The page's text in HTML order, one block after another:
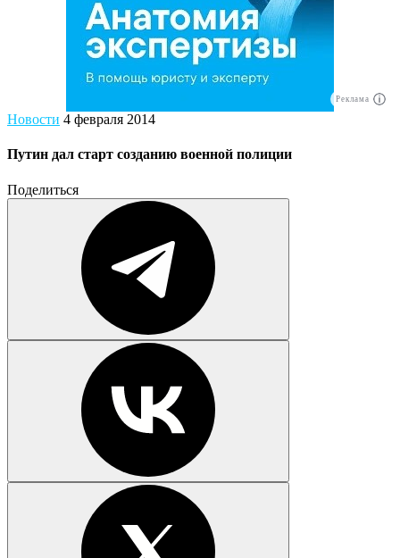
Реклама
Новости 4 февраля 2014
Путин дал старт созданию военной полиции
Поделиться